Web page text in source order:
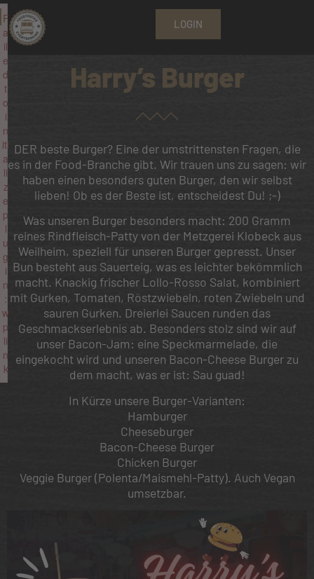
LOGIN
Harry’s Burger
DER beste Burger? Eine der umstrittensten Fragen, die
es in der Food-Branche gibt. Wir trauen uns zu sagen: wir
haben einen besonders guten Burger, den wir selbst
lieben! Ob es der Beste ist, entscheidest Du! ;-)
Was unseren Burger besonders macht: 200 Gramm
reines Rindfleisch-Patty von der Metzgerei Klobeck aus
Weilheim, speziell für unseren Burger gepresst. Unser
Bun besteht aus Sauerteig, was es leichter bekömmlich
macht. Knackig frischer Lollo-Rosso Salat, kombiniert
mit Gurken, Tomaten, Röstzwiebeln, roten Zwiebeln und
sauren Gurken. Dreierlei Saucen runden das
Geschmackserlebnis ab. Besonders stolz sind wir auf
unser Bacon-Jam: eine Speckmarmelade, die
eingekocht wird und unseren Bacon-Cheese Burger zu
dem macht, was er ist: Sau guad!
In Kürze unsere Burger-Varianten:
Hamburger
Cheeseburger
Bacon-Cheese Burger
Chicken Burger
Veggie Burger (Polenta/Maismehl-Patty). Auch Vegan
umsetzbar.
F
a
il
e
d
t
o
i
n
iti
a
li
z
e
p
l
u
g
i
n
:
w
p
li
n
k
to initialize plugin: wplink